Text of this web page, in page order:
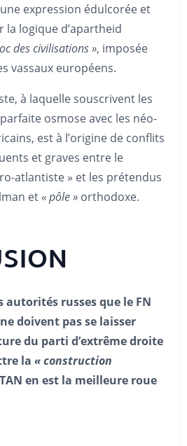
expression édulcorée et
la logique d’apartheid
des civilisations », imposée
vassaux européens.
à laquelle souscrivent les
osmose avec les néo-
est à l’origine de conflits
et graves entre le
atlantiste » et les prétendus
et« pôle » orthodoxe.
autorités russes que le FN
doivent pas se laisser
du parti d’extrême droite
la « construction
en est la meilleure roue